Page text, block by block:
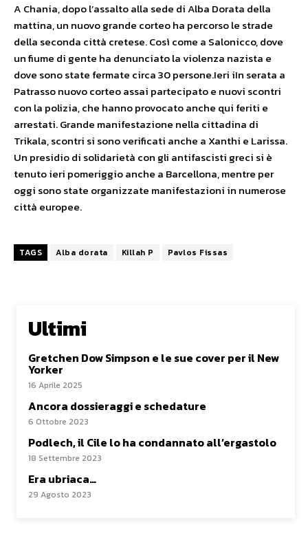
A Chania, dopo l’assalto alla sede di Alba Dorata della
mattina, un nuovo grande corteo ha percorso le strade
della seconda città cretese. Così come a Salonicco, dove
un fiume di gente ha denunciato la violenza nazista e
dove sono state fermate circa 30 persone.Ieri iIn serata a
Patrasso nuovo corteo assai partecipato e nuovi scontri
con la polizia, che hanno provocato anche qui feriti e
arrestati. Grande manifestazione nella cittadina di
Trikala, scontri si sono verificati anche a Xanthi e Larissa.
Un presidio di solidarietà con gli antifascisti greci si è
tenuto ieri pomeriggio anche a Barcellona, mentre per
oggi sono state organizzate manifestazioni in numerose
città europee.
TAGS Alba dorata Killah P Pavlos Fissas
Ultimi
Gretchen Dow Simpson e le sue cover per il New
Yorker
16 Aprile 2025
Ancora dossieraggi e schedature
6 Ottobre 2023
Podlech, il Cile lo ha condannato all’ergastolo
18 Settembre 2023
Era ubriaca…
29 Agosto 2023